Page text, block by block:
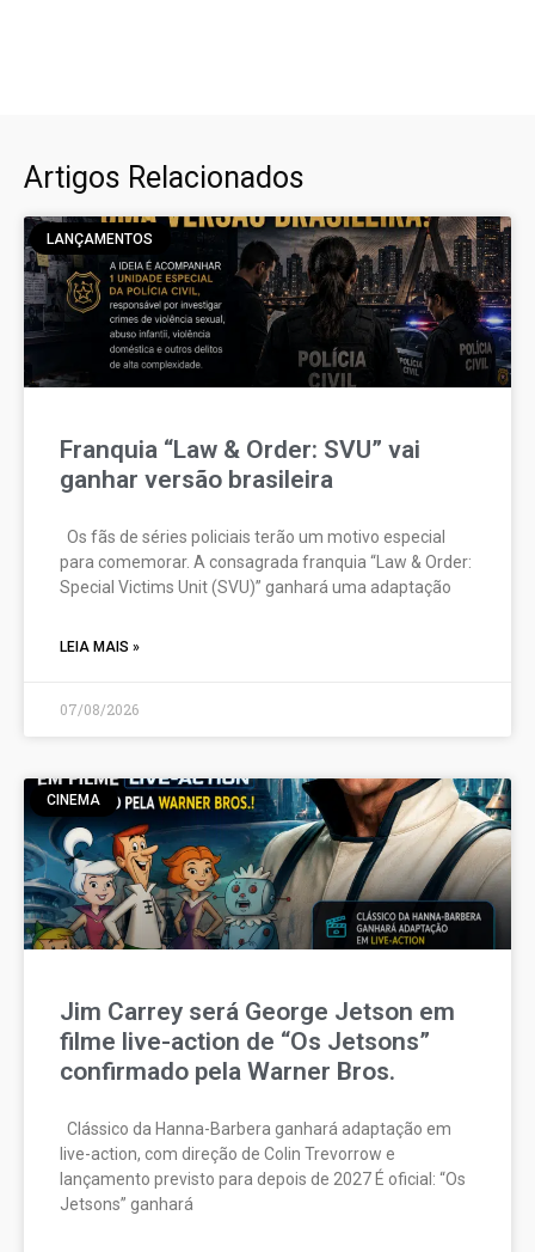
Artigos Relacionados
LANÇAMENTOS
Franquia “Law & Order: SVU” vai
ganhar versão brasileira
Os fãs de séries policiais terão um motivo especial
para comemorar. A consagrada franquia “Law & Order:
Special Victims Unit (SVU)” ganhará uma adaptação
LEIA MAIS »
07/08/2026
CINEMA
Jim Carrey será George Jetson em
filme live-action de “Os Jetsons”
confirmado pela Warner Bros.
Clássico da Hanna-Barbera ganhará adaptação em
live-action, com direção de Colin Trevorrow e
lançamento previsto para depois de 2027 É oficial: “Os
Jetsons” ganhará